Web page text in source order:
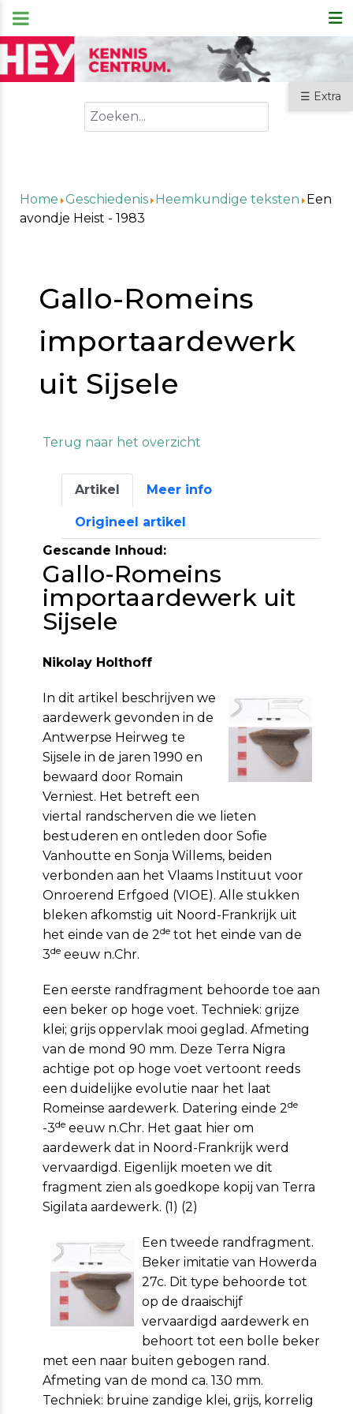
☰ Extra
Zoeken
Home Geschiedenis Heemkundige teksten Een
avondje Heist - 1983
Gallo-Romeins
importaardewerk
uit Sijsele
Terug naar het overzicht
Artikel Meer info
Origineel artikel
Gescande Inhoud:
Gallo-Romeins
importaardewerk uit
Sijsele
Nikolay Holthoff
In dit artikel beschrijven we
aardewerk gevonden in de
Antwerpse Heirweg te
Sijsele in de jaren 1990 en
bewaard door Romain
Verniest. Het betreft een
viertal randscherven die we lieten
bestuderen en ontleden door Sofie
Vanhoutte en Sonja Willems, beiden
verbonden aan het Vlaams Instituut voor
Onroerend Erfgoed (VIOE). Alle stukken
bleken afkomstig uit Noord-Frankrijk uit
het einde van de 2de tot het einde van de
3de eeuw n.Chr.
Een eerste randfragment behoorde toe aan
een beker op hoge voet. Techniek: grijze
klei; grijs oppervlak mooi geglad. Afmeting
van de mond 90 mm. Deze Terra Nigra
achtige pot op hoge voet vertoont reeds
een duidelijke evolutie naar het laat
Romeinse aardewerk. Datering einde 2de
-3de eeuw n.Chr. Het gaat hier om
aardewerk dat in Noord-Frankrijk werd
vervaardigd. Eigenlijk moeten we dit
fragment zien als goedkope kopij van Terra
Sigilata aardewerk. (1) (2)
Een tweede randfragment.
Beker imitatie van Howerda
27c. Dit type behoorde tot
op de draaischijf
vervaardigd aardewerk en
behoort tot een bolle beker
met een naar buiten gebogen rand.
Afmeting van de mond ca. 130 mm.
Techniek: bruine zandige klei, grijs, korrelig